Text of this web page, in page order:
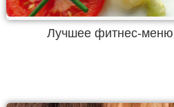
Лучшее фитнес-меню